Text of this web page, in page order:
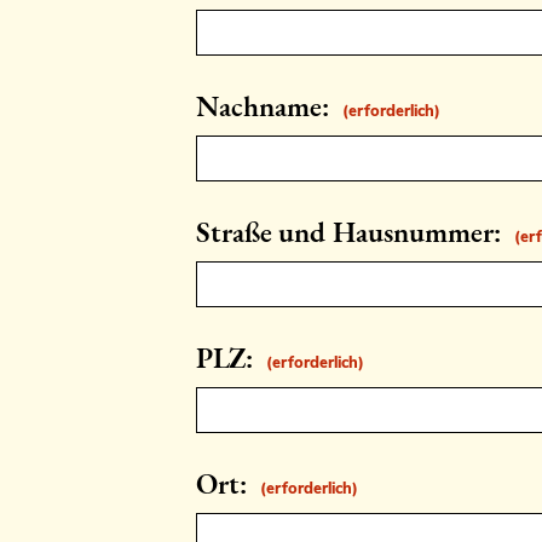
Nachname: (erforderlich)
Straße und Hausnummer:
PLZ: (erforderlich)
Ort: (erforderlich)